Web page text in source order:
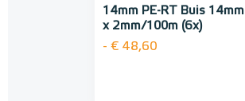
14mm PE-RT Buis 14mm
x 2mm/100m (6x)
- € 48,60